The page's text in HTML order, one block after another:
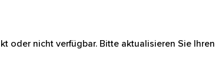
oder nicht verfügbar. Bitte aktualisieren Sie Ihren